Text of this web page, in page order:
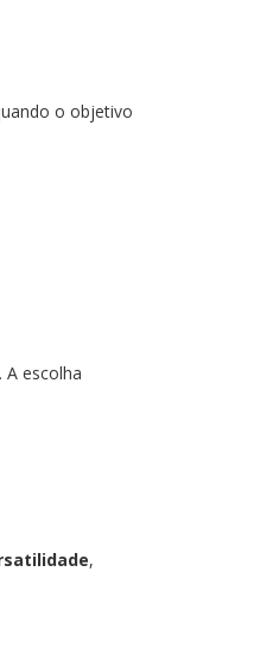
o objetivo
. A escolha
,